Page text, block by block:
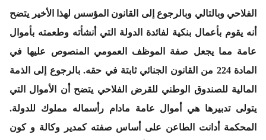
الفلاحي وبالتالي وبالرجوع إلى القانون المؤسس لهذا الأخير يتضح
أنه يقوم بأعمال بنكية لفائدة الدولة التي أنشأته وطعمته بأموال
عامة مما يجعل صفة الموظف العمومي المنصوص عليها في
المادة 224 من القانون الجنائي ثابتة في حقه. بالرجوع إلى الذمة
المالية للصندوق الوطني للقرض الفلاحي يتضح أن الأموال التي
يتولى تدبيرها هي أموال عامة مادام رأسماله مملوك للدولة.
المحكمة أدانت الطاعن على أساس صفته كمدير وكالة و كون